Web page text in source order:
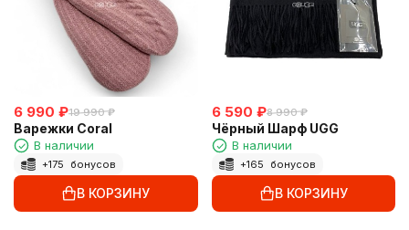
6 990 ₽19 990 ₽
Варежки Coral
В наличии
+175 бонусов
В КОРЗИНУ
6 590 ₽8 990 ₽
Чёрный Шарф UGG
В наличии
+165 бонусов
В КОРЗИНУ